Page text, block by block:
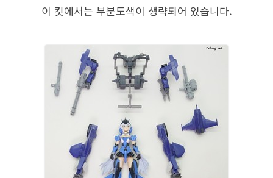
이 킷에서는 부분도색이 생략되어 있습니다.